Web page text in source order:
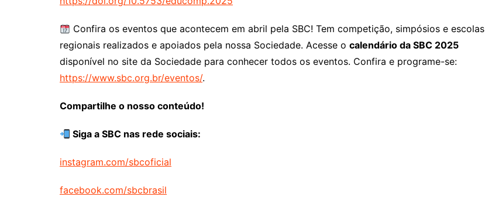
Confira os eventos que acontecem em abril pela SBC! Tem competição, simpósios e escolas
regionais realizados e apoiados pela nossa Sociedade. Acesse o calendário da SBC 2025
disponível no site da Sociedade para conhecer todos os eventos. Confira e programe-se:
https://www.sbc.org.br/eventos/.
Compartilhe o nosso conteúdo!
Siga a SBC nas rede sociais:
instagram.com/sbcoficial
facebook.com/sbcbrasil